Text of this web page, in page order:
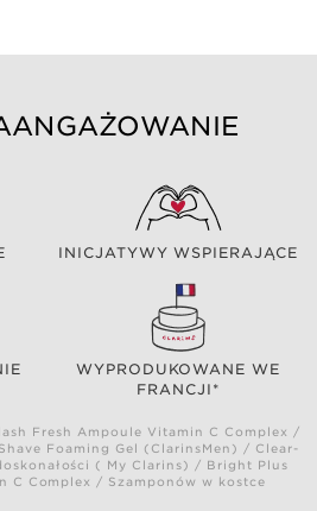
INICJATYWY WSPIERAJĄCE
WYPRODUKOWANE WE
FRANCJI*
Fresh Ampoule Vitamin C Complex /
Foaming Gel (ClarinsMen) / Clear-
( My Clarins) / Bright Plus
C Complex / Szamponów w kostce